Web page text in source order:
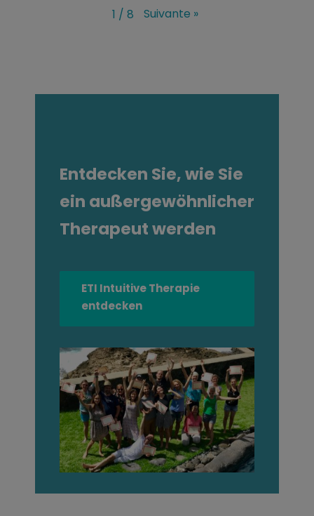
1 / 8 Suivante »
Entdecken Sie, wie Sie
ein außergewöhnlicher
Therapeut werden
ETI Intuitive Therapie
entdecken